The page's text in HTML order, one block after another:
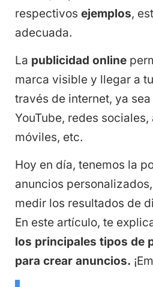
respectivos ejemplos,
adecuada.
La publicidad online
marca visible y llegar a
través de internet, ya sea
YouTube, redes
móviles, etc.
Hoy en día, tenemos la
anuncios
medir los resultados de
En este artículo, te
los principales tipos de
para crear anuncios.